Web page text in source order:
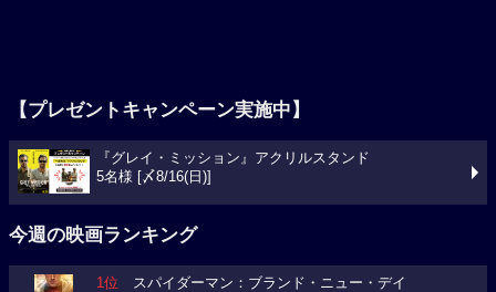
【プレゼントキャンペーン実施中】
『グレイ・ミッション』アクリルスタンド
5名様 [〆8/16(日)]
今週の映画ランキング
1位 スパイダーマン：ブランド・ニュー・デイ